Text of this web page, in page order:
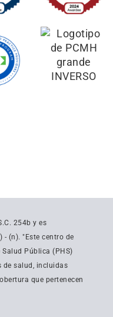
254b y es
- (n). "Este centro de
Pública (PHS)
de salud, incluidas
que pertenecen